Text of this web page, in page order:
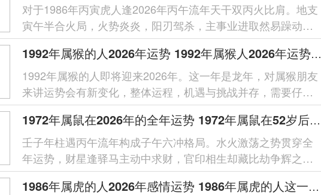
对于1986年丙寅虎人逢2026年丙午流年天干双丙火比肩。地支
寅午半合火局，火势炎炎，阳刃驾杀，主事业进取然易躁动；
财星受克，需防破耗；健康留意心火过...
1992年属猴的人2026年运势 1992年属猴人2026年运势及运程
1992年属猴的人即将迎来2026年。这一年是龙年，对属猴朋友
来讲运势会有新变化，整体运程，机遇与挑战并存，需要仔细
分析，每个在领域的细节。整体运势...
1972年属鼠在2026年的全年运势 1972年属鼠在52岁后的运气
壬子年柱遇丙午流年构成子午六冲格局。水火激荡之势贯穿全
年运势，财星逢驿马主动中求财，官印相生却藏比劫争辉之
象，唯借太岁相合之力可缓冲突，于...
1986年属虎的人2026年感情运势 1986年属虎的人这一生婚姻怎么样